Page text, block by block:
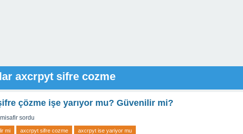
axcrpyt sifre cozme
çözme işe yarıyor mu? Güvenilir mi?
misafir sordu
mi axcrpyt sifre cozme axcrpyt ise yariyor mu